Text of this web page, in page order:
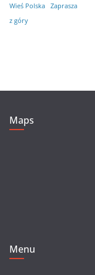
Wieś Polska
Zaprasza
z góry
Maps
Menu